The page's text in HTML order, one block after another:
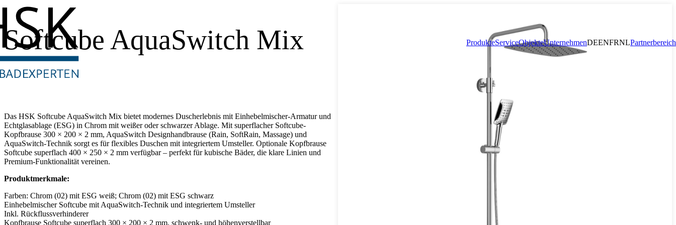
ProdukteServiceObjekteUnternehmenDEENFRNLPartnerbereich
Softcube AquaSwitch Mix
Das HSK Softcube AquaSwitch Mix bietet modernes Duscherlebnis mit Einhebelmischer-Armatur und
Echtglasablage (ESG) in Chrom mit weißer oder schwarzer Ablage. Mit superflacher Softcube-
Kopfbrause 300 × 200 × 2 mm, AquaSwitch Designhandbrause (Rain, SoftRain, Massage) und
AquaSwitch-Technik sorgt es für flexibles Duschen mit integriertem Umsteller. Optionale Kopfbrause
Softcube superflach 400 × 250 × 2 mm verfügbar – perfekt für kubische Bäder, die klare Linien und
Premium-Funktionalität vereinen.
Produktmerkmale:
Farben: Chrom (02) mit ESG weiß; Chrom (02) mit ESG schwarz
Einhebelmischer Softcube mit AquaSwitch-Technik und integriertem Umsteller
Inkl. Rückflussverhinderer
Kopfbrause Softcube superflach 300 × 200 × 2 mm, schwenk- und höhenverstellbar